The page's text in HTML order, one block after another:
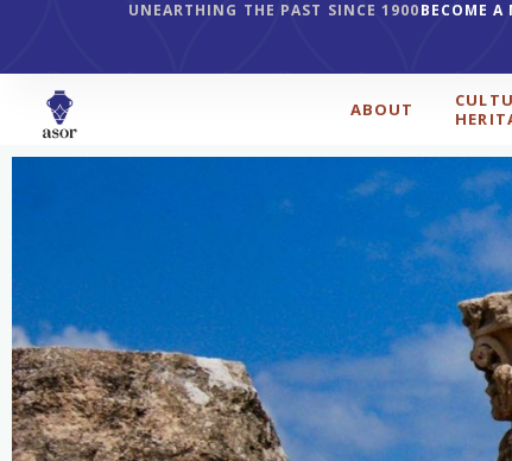
UNEARTHING THE PAST SINCE 1900BECOME A
ABOUT